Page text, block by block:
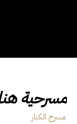
مسرحية
مسرح الكبار